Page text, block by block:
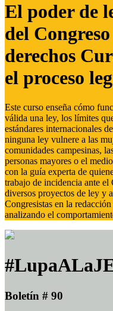
El poder de
del
derechos
el proceso
Este curso enseña cómo
válida una ley, los límites
estándares internacionales
ninguna ley vulnere a las
comunidades campesinas,
personas mayores o el
con la guía experta de
trabajo de incidencia ante
diversos proyectos de ley y
Congresistas en la
analizando el
Boletín # 90